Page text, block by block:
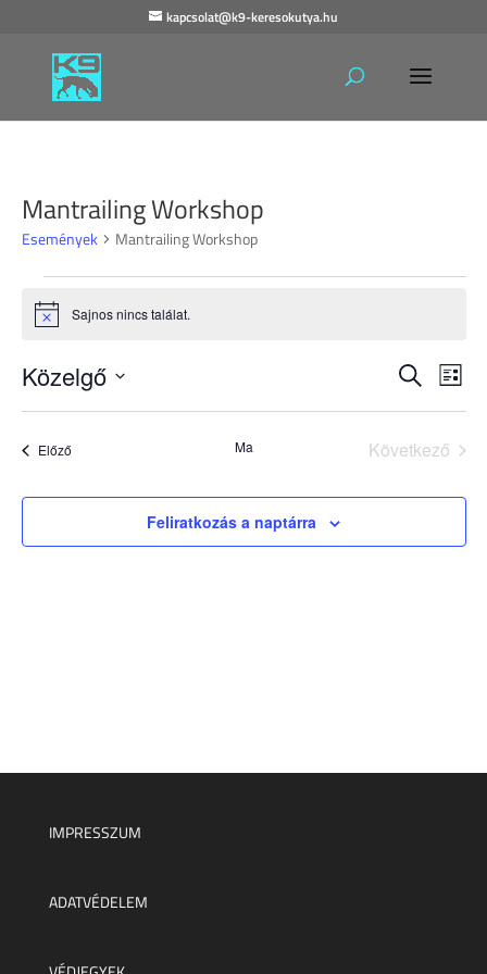
kapcsolat@k9-keresokutya.hu
Mantrailing Workshop
Események Mantrailing Workshop
Események
Notice Sajnos nincs találat.
nézet
Keresett
Lista
Közelgő
ElőzőEsemények Ma
Következő
Feliratkozás a naptárra
IMPRESSZUM
ADATVÉDELEM